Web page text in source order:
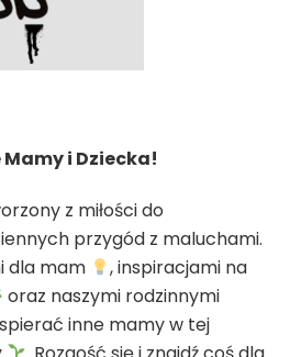
i Dziecka!
z miłości do
przygód z maluchami.
dla mam
, inspiracjami na
oraz naszymi rodzinnymi
inne mamy w tej